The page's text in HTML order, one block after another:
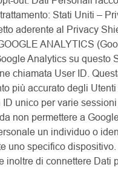
trattamento: Stati Uniti –
aderente al Privacy
ANALYTICS
Analytics su questo
chiamata User ID.
più accurato degli
ID unico per varie
non permettere a
un individuo o
uno specifico dispositivo.
inoltre di connettere Dati